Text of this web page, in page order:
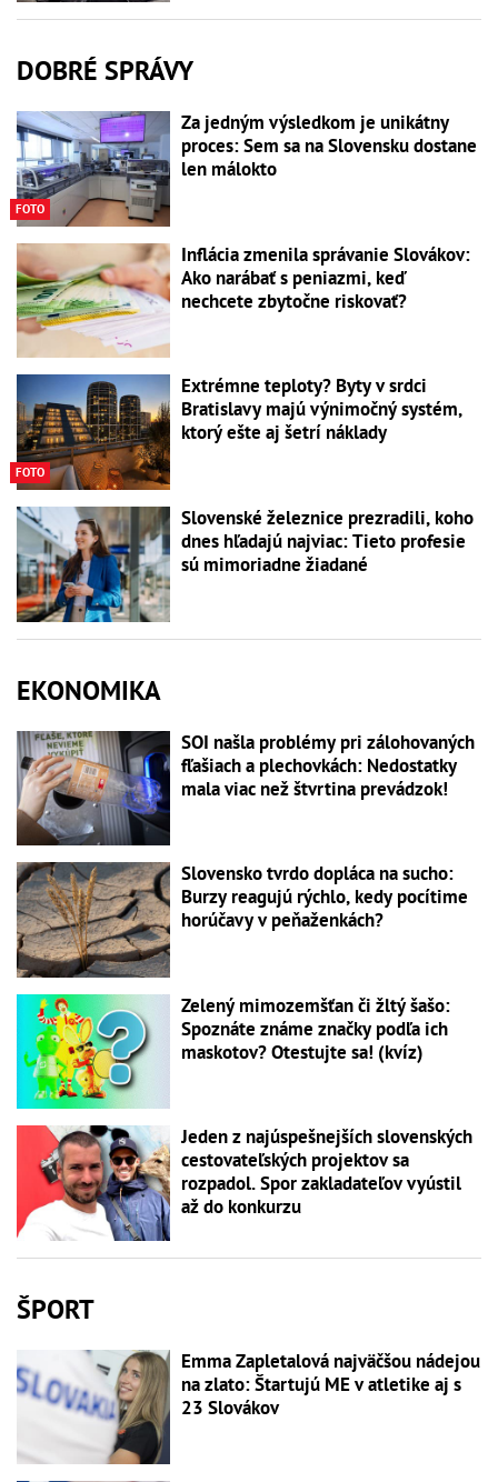
DOBRÉ SPRÁVY
FOTO
Za jedným výsledkom je unikátny
proces: Sem sa na Slovensku dostane
len málokto
Inflácia zmenila správanie Slovákov:
Ako narábať s peniazmi, keď
nechcete zbytočne riskovať?
FOTO
Extrémne teploty? Byty v srdci
Bratislavy majú výnimočný systém,
ktorý ešte aj šetrí náklady
Slovenské železnice prezradili, koho
dnes hľadajú najviac: Tieto profesie
sú mimoriadne žiadané
EKONOMIKA
SOI našla problémy pri zálohovaných
fľašiach a plechovkách: Nedostatky
mala viac než štvrtina prevádzok!
Slovensko tvrdo dopláca na sucho:
Burzy reagujú rýchlo, kedy pocítime
horúčavy v peňaženkách?
Zelený mimozemšťan či žltý šašo:
Spoznáte známe značky podľa ich
maskotov? Otestujte sa! (kvíz)
Jeden z najúspešnejších slovenských
cestovateľských projektov sa
rozpadol. Spor zakladateľov vyústil
až do konkurzu
ŠPORT
Emma Zapletalová najväčšou nádejou
na zlato: Štartujú ME v atletike aj s
23 Slovákov